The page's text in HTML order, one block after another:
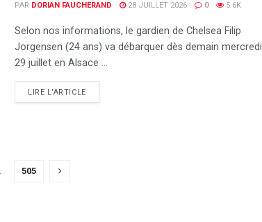
PAR DORIAN FAUCHERAND 28 JUILLET 2026 0 5.6K
Selon nos informations, le gardien de Chelsea Filip
Jorgensen (24 ans) va débarquer dès demain mercredi
29 juillet en Alsace ...
LIRE L'ARTICLEDETAILS
505